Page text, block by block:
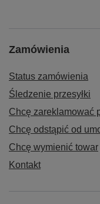
Zamówienia
Status zamówienia
Śledzenie przesyłki
Chcę zareklamować
Chcę odstąpić od
Chcę wymienić towar
Kontakt